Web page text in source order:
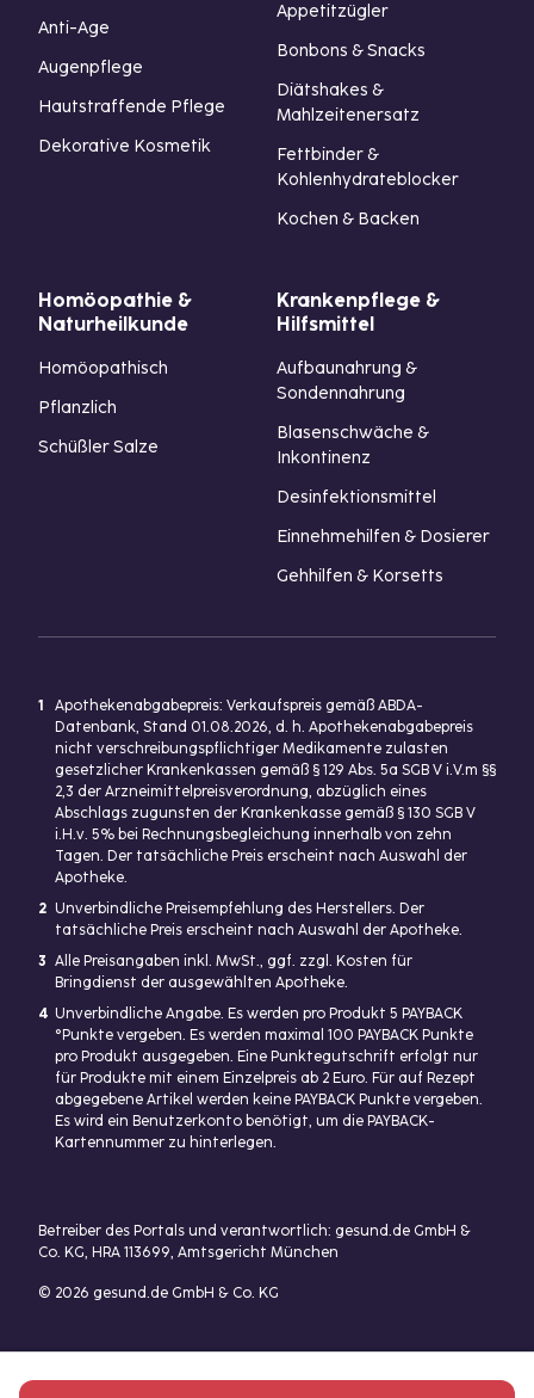
Anti-Age
Augenpflege
Hautstraffende Pflege
Dekorative Kosmetik
Appetitzügler
Bonbons & Snacks
Diätshakes &
Mahlzeitenersatz
Fettbinder &
Kohlenhydrateblocker
Kochen & Backen
Homöopathie &
Naturheilkunde
Homöopathisch
Pflanzlich
Schüßler Salze
Krankenpflege &
Hilfsmittel
Aufbaunahrung &
Sondennahrung
Blasenschwäche &
Inkontinenz
Desinfektionsmittel
Einnehmehilfen & Dosierer
Gehhilfen & Korsetts
1
Apothekenabgabepreis: Verkaufspreis gemäß ABDA-
Datenbank, Stand 01.08.2026, d. h. Apothekenabgabepreis
nicht verschreibungspflichtiger Medikamente zulasten
gesetzlicher Krankenkassen gemäß § 129 Abs. 5a SGB V i.V.m §§
2,3 der Arzneimittelpreisverordnung, abzüglich eines
Abschlags zugunsten der Krankenkasse gemäß § 130 SGB V
i.H.v. 5% bei Rechnungsbegleichung innerhalb von zehn
Tagen. Der tatsächliche Preis erscheint nach Auswahl der
Apotheke.
2 Unverbindliche Preisempfehlung des Herstellers. Der
tatsächliche Preis erscheint nach Auswahl der Apotheke.
3 Alle Preisangaben inkl. MwSt., ggf. zzgl. Kosten für
Bringdienst der ausgewählten Apotheke.
4 Unverbindliche Angabe. Es werden pro Produkt 5 PAYBACK
°Punkte vergeben. Es werden maximal 100 PAYBACK Punkte
pro Produkt ausgegeben. Eine Punktegutschrift erfolgt nur
für Produkte mit einem Einzelpreis ab 2 Euro. Für auf Rezept
abgegebene Artikel werden keine PAYBACK Punkte vergeben.
Es wird ein Benutzerkonto benötigt, um die PAYBACK-
Kartennummer zu hinterlegen.
Betreiber des Portals und verantwortlich: gesund.de GmbH &
Co. KG, HRA 113699, Amtsgericht München
© 2026 gesund.de GmbH & Co. KG